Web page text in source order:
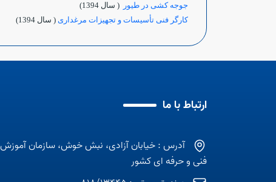
جوجه کشی در طیور
( سال 1394)
کارگر فنی تأسیسات و تجهیزات مرغداری ( سال 1394)
ارتباط با ما
آدرس : خیابان آزادی، نبش خوش، سازمان آموزش
فنی و حرفه ای کشور